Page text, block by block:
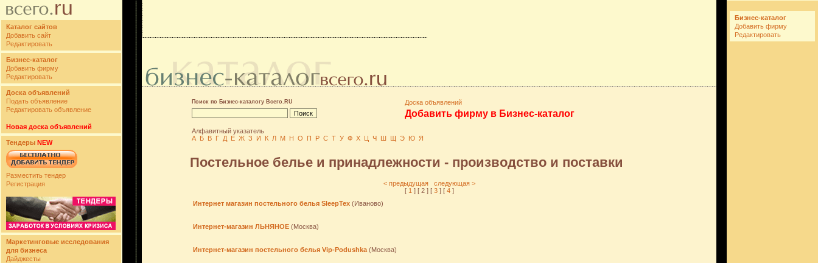
Каталог сайтов
Добавить сайт
Редактировать
Бизнес-каталог
Добавить фирму
Редактировать
Доска объявлений
Подать объявление
Редактировать объявление
Новая доска объявлений
Тендеры NEW
Разместить тендер
Регистрация
Маркетинговые исследования
для бизнеса
Дайджесты
Бизнес-каталог
Добавить фирму
Редактировать
Поиск по Бизнес-каталогу Всего.RU Доска объявлений
Добавить фирму в Бизнес-каталог
Алфавитный указатель
А Б В Г Д Е Ж З И К Л М Н О П Р С Т У Ф Х Ц Ч Ш Щ Э Ю Я
Постельное белье и принадлежности - производство и поставки
< предыдущая
следующая >
[1 ] [ 2 ] [3 ] [4 ]
Интернет магазин постельного белья SleepTex (Иваново)
Интернет-магазин ЛЬНЯНОЕ (Москва)
Интернет-магазин постельного белья Vip-Podushka (Москва)